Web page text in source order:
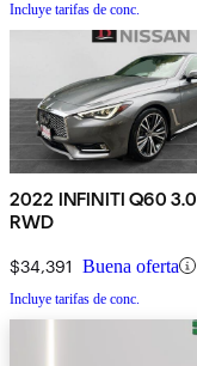
Incluye tarifas de conc.
2022 INFINITI Q60
RWD
$34,391 Buena oferta
Incluye tarifas de conc.